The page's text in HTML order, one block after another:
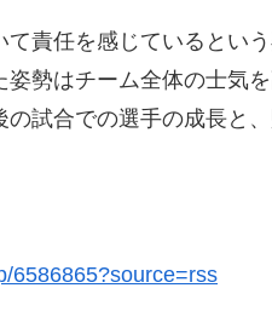
責任を感じているとい
勢はチーム全体の士気
試合での選手の成長と
6586865?source=rss